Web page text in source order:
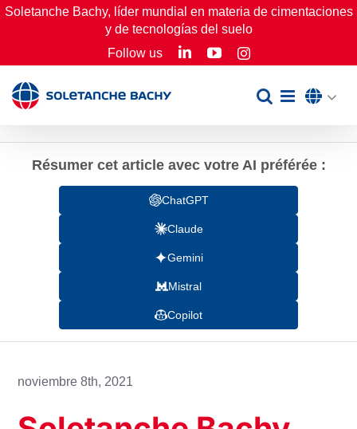
Skip
Soletanche Bachy, líder mundial en materia de cimentaciones
y de tecnologías del suelo
Follow us
LinkedInYouTubeInstagram
Résumer cet article avec votre AI préférée :
ChatGPT
Claude
Gemini
Mistral
Copilot
noviembre 8th, 2021